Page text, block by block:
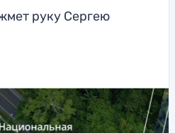
руку Сергею